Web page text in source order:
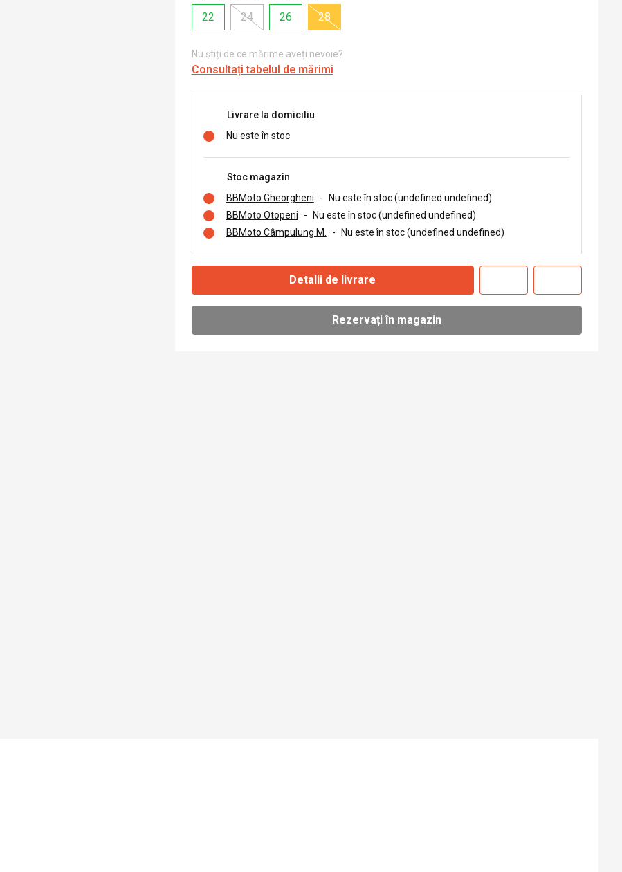
22
24 26 28
Nu știți de ce mărime aveți nevoie?
Consultați tabelul de mărimi
Livrare la domiciliu
Nu este în stoc
Stoc magazin
BBMoto Gheorgheni
-
Nu este în stoc (undefined undefined)
BBMoto Otopeni
-
Nu este în stoc (undefined undefined)
BBMoto Câmpulung M.
- Nu este în stoc (undefined undefined)
Detalii de livrare
Rezervați în magazin